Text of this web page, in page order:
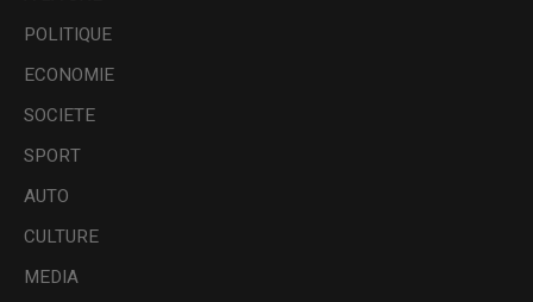
POLITIQUE
ECONOMIE
SOCIETE
SPORT
AUTO
CULTURE
MEDIA